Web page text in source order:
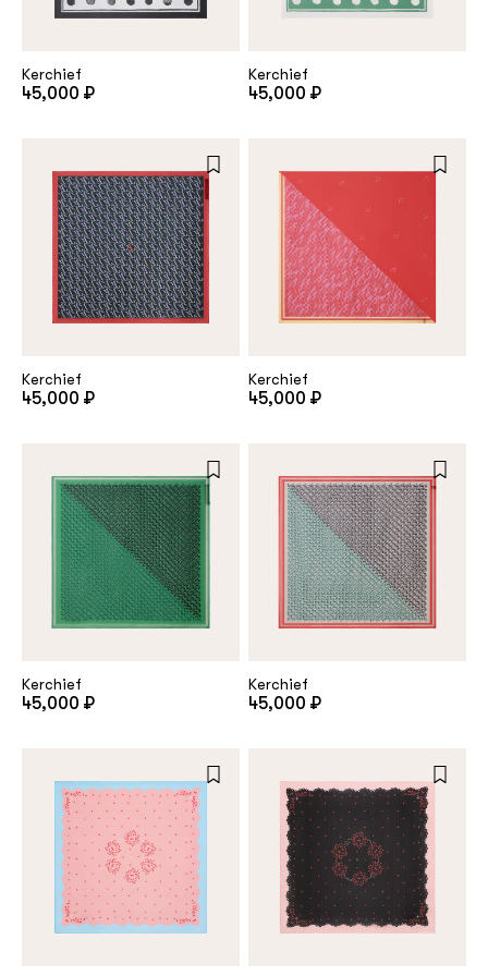
customer
Password
Remember me
Kerchief
45,000 ₽
Kerchief
45,000 ₽
Kerchief
45,000 ₽
Kerchief
45,000 ₽
Kerchief
45,000 ₽
Kerchief
45,000 ₽